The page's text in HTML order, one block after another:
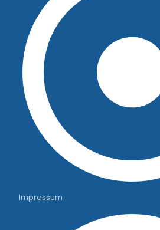
Impressum